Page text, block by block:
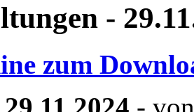
-
zum